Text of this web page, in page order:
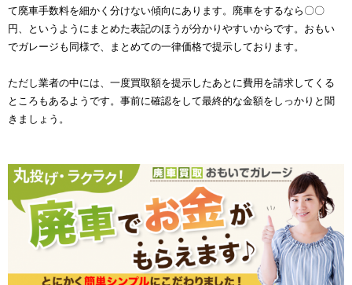
て廃車手数料を細かく分けない傾向にあります。廃車をするなら〇〇
円、というようにまとめた表記のほうが分かりやすいからです。おもい
でガレージも同様で、まとめての一律価格で提示しております。
ただし業者の中には、一度買取額を提示したあとに費用を請求してくる
ところもあるようです。事前に確認をして最終的な金額をしっかりと聞
きましょう。